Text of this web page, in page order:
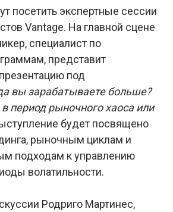
посетить экспертные сессии
Vantage. На главной сцене
специалист по
представит
под
вы зарабатываете больше?
период рыночного хаоса или
будет посвящено
рыночным циклам и
подходам к управлению
волатильности.
Родриго Мартинес,